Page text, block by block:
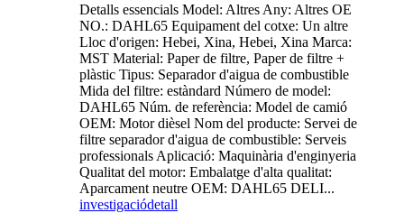
Detalls essencials Model: Altres Any: Altres OE
NO.: DAHL65 Equipament del cotxe: Un altre
Lloc d'origen: Hebei, Xina, Hebei, Xina Marca:
MST Material: Paper de filtre, Paper de filtre +
plàstic Tipus: Separador d'aigua de combustible
Mida del filtre: estàndard Número de model:
DAHL65 Núm. de referència: Model de camió
OEM: Motor dièsel Nom del producte: Servei de
filtre separador d'aigua de combustible: Serveis
professionals Aplicació: Maquinària d'enginyeria
Qualitat del motor: Embalatge d'alta qualitat:
Aparcament neutre OEM: DAHL65 DELI...
investigaciódetall